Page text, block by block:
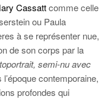
Cassattcomme celle
ou Paula
à se représenter nue,
de son corps par la
semi-nu avec
contemporaine,
profondes qui